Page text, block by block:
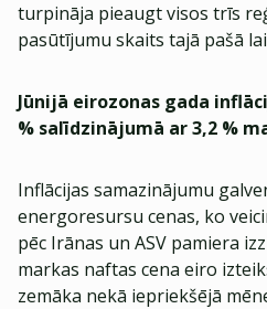
turpināja pieaugt visos trīs
pasūtījumu skaits tajā pašā
Jūnijā eirozonas gada
% salīdzinājumā ar 3,2 %
Inflācijas samazinājumu
energoresursu cenas, ko
pēc Irānas un ASV pamiera
markas naftas cena eiro
zemāka nekā iepriekšējā